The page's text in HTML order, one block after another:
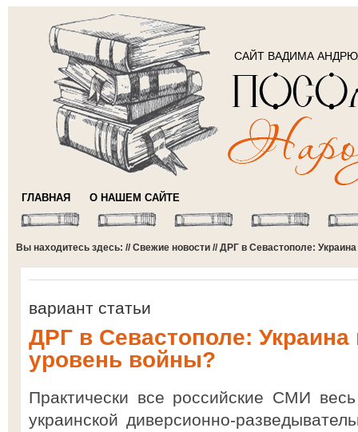
САЙТ ВАДИМА
ГЛАВНАЯ О НАШЕМ САЙТЕ
Вы находитесь здесь: //Свежие новости // ДРГ в Севастополе:
вариант статьи
ДРГ в Севастополе:
уровень войны?
Практически все российские СМИ
украинской диверсионно-